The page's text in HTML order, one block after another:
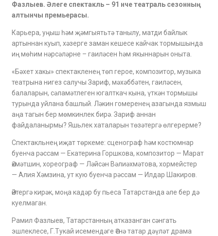
Фазлыев. Әлеге спектакль – 91 нче театраль сезонның
алтынчы премьерасы.
Карьера, уңыш һәм җәмгыятьтә танылу, матди байлык
артыннан куып, хәзерге заман кешесе кайчак тормышында
иң мөһим нәрсәләрне – гаиләсен һәм якыннарын оныта.
«Бәхет хакы» спектакленең төп герое, композитор, музыка
театрына нигез салучы Зариф, мәхәббәтен, гаиләсен,
балаларын, сәламәтлеген югалткач кына, үткән тормышы
турында уйлана башлый. Ләкин гомеренең азагында язмыш
аңа тагын бер мөмкинлек бирә. Зариф аннан
файдаланырмы? Яшьлек хаталарын төзәтергә өлгерерме?
Спектакльнең иҗат төркеме: сценограф һәм костюмнар
буенча рәссам — Екатерина Горшкова, композитор — Марат
Әхмәтшин, хореограф — Ләйсән Вәлиәхмәтова, хормейстер
— Алия Хәмзина, ут кую буенча рәссам — Илдар Шакиров.
Әйтергә кирәк, моңа кадәр бу пьеса Татарстанда әле бер дә
куелмаган.
Рамил Фазлыев, Татарстанның атказанган сәнгать
эшлеклесе, Г.Тукай исемендәге Әтнә татар дәүләт драма